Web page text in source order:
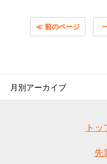
≪ 前のページ
月別アーカイブ
ト
先